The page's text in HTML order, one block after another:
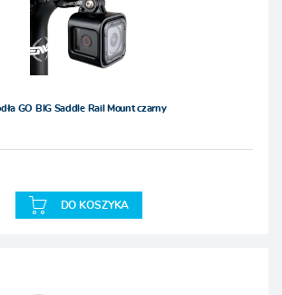
GO BIG Saddle Rail Mount czarny
DO KOSZYKA